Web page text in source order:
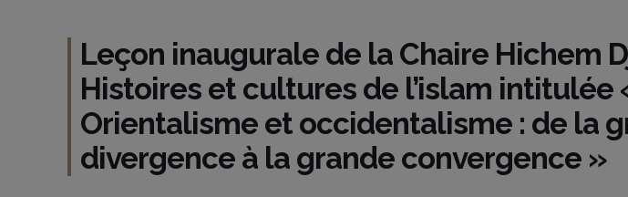
Leçon inaugurale de la Chaire Hichem
Histoires et cultures de l’islam intitulée
Orientalisme et occidentalisme : de la
divergence à la grande convergence »